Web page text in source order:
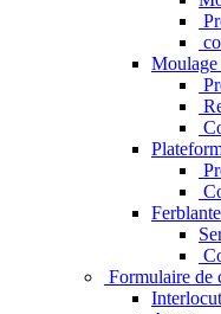
Formulaire de